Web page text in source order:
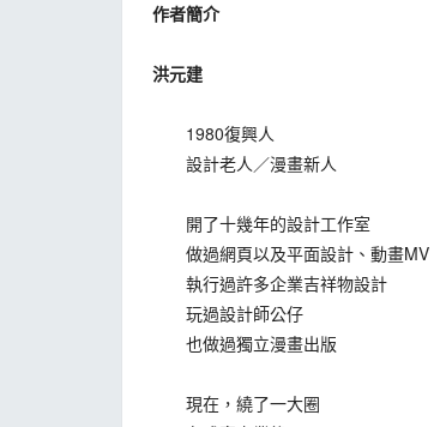
作者簡介
洪元建
1980復興人
設計老人／漫畫新人
開了十幾年的設計工作室
做過網頁以及平面設計、動畫MV
執行過許多企業吉祥物設計
玩過設計師公仔
也做過獨立漫畫出版
現在，繞了一大圈